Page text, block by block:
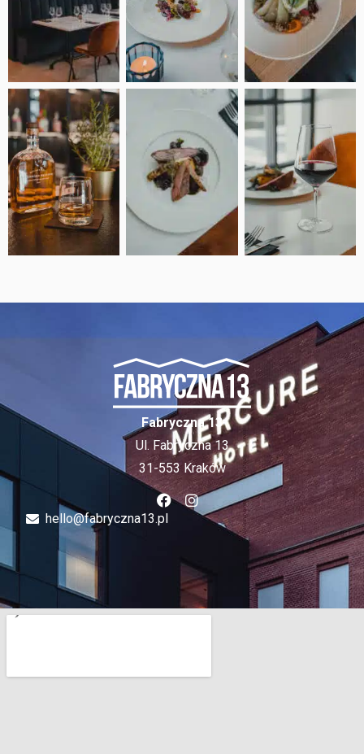
Fabryczna 13
Ul. Fabryczna 13
31-553 Kraków
hello@fabryczna13.pl